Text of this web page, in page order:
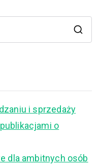
i sprzedaży
o
dla ambitnych osób